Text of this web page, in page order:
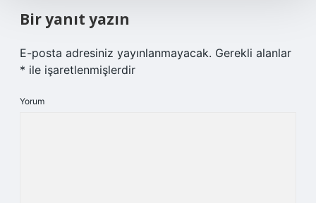
Bir yanıt yazın
E-posta adresiniz yayınlanmayacak. Gerekli alanlar
* ile işaretlenmişlerdir
Yorum